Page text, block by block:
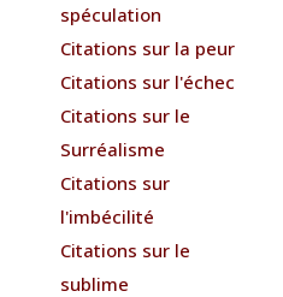
spéculation
Citations sur la peur
Citations sur l'échec
Citations sur le
Surréalisme
Citations sur
l'imbécilité
Citations sur le
sublime